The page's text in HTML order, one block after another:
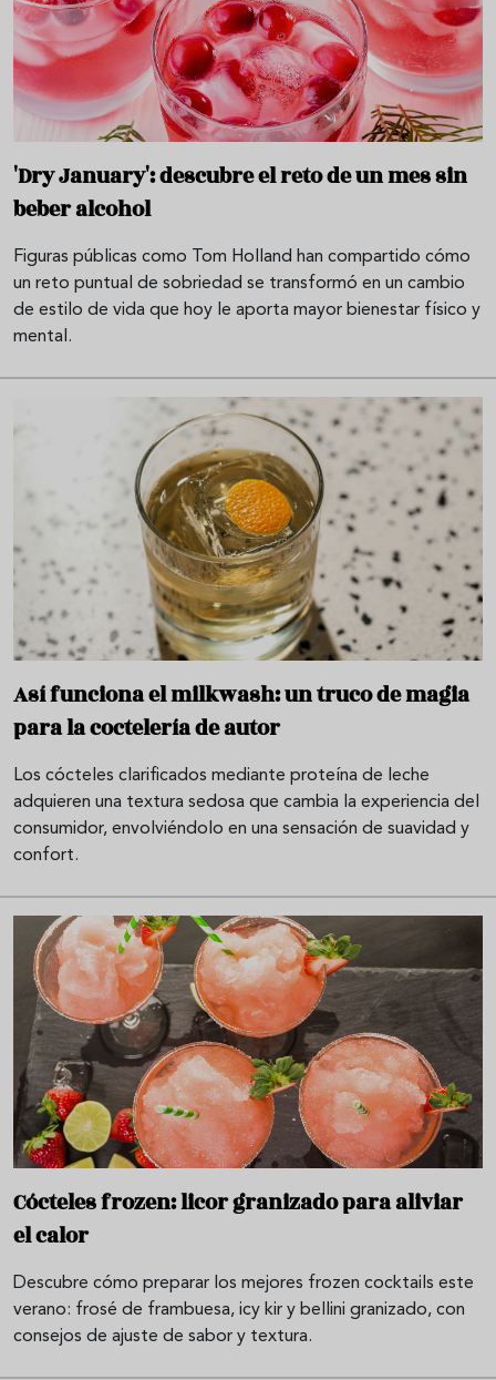
'Dry January': descubre el reto de un mes sin
beber alcohol
Figuras públicas como Tom Holland han compartido cómo
un reto puntual de sobriedad se transformó en un cambio
de estilo de vida que hoy le aporta mayor bienestar físico y
mental.
Así funciona el milkwash: un truco de magia
para la coctelería de autor
Los cócteles clarificados mediante proteína de leche
adquieren una textura sedosa que cambia la experiencia del
consumidor, envolviéndolo en una sensación de suavidad y
confort.
Cócteles frozen: licor granizado para aliviar
el calor
Descubre cómo preparar los mejores frozen cocktails este
verano: frosé de frambuesa, icy kir y bellini granizado, con
consejos de ajuste de sabor y textura.